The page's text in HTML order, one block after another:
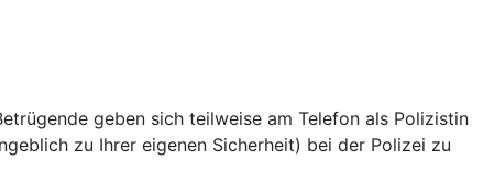
geben sich teilweise am Telefon als Polizistin
zu Ihrer eigenen Sicherheit) bei der Polizei zu